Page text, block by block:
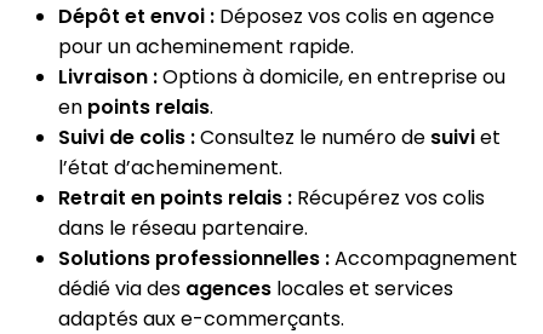
Dépôt et envoi : Déposez vos colis en agence
pour un acheminement rapide.
Livraison :Options à domicile, en entreprise ou
en points relais.
Suivi de colis :Consultez le numéro de suiviet
l’état d’acheminement.
Retrait en points relais : Récupérez vos colis
dans le réseau partenaire.
Solutions professionnelles :Accompagnement
dédié via des agences locales et services
adaptés aux e-commerçants.